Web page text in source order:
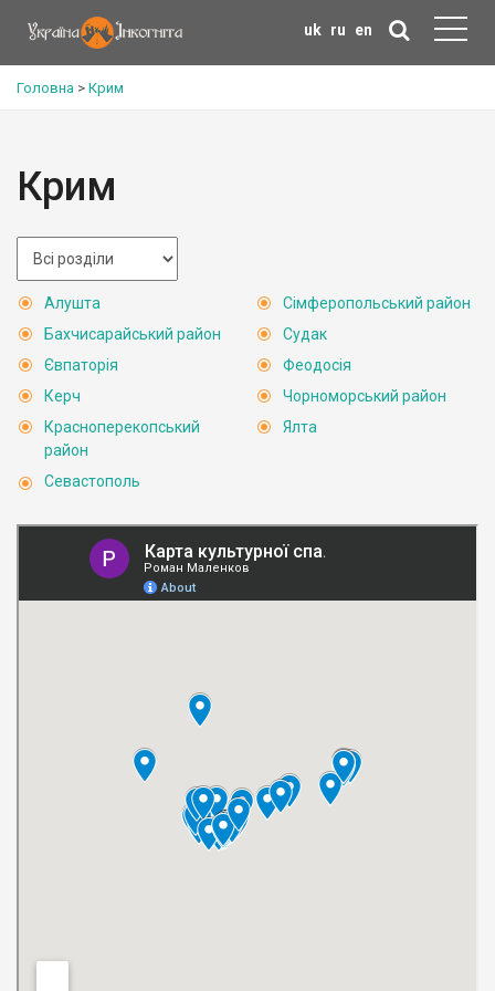
uk ru en
Головна > Крим
Крим
Алушта
Бахчисарайський район
Євпаторія
Керч
Красноперекопський
район
Севастополь
Сімферопольський район
Судак
Феодосія
Чорноморський район
Ялта